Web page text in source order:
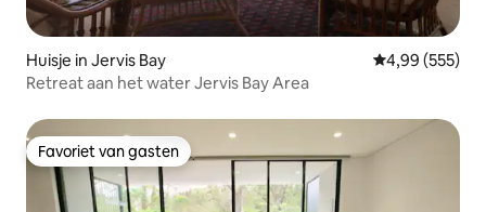
Huisje in Jervis Bay Gemiddelde
4,99 (555)
Retreat aan het water Jervis Bay Area
Favoriet van gasten
Favoriet van gasten